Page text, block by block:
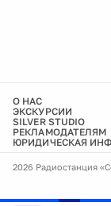
О НАС
ЭКСКУРСИИ
SILVER STUDIO
РЕКЛАМОДАТЕЛЯМ
ЮРИДИЧЕСКАЯ
2026 Радиостанция